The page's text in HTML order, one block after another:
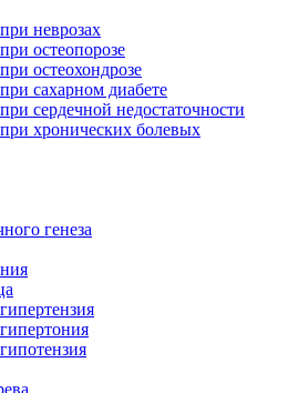
неврозах
остеопорозе
остеохондрозе
сахарном диабете
сердечной недостаточности
хронических болевых
генеза